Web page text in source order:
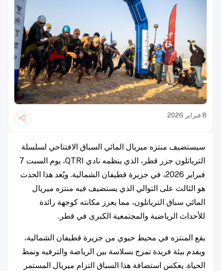
8 فبراير 2026
سيستضيف منتزه ميريال المائي السباق الافتتاحي لسلسلة
الترياتلون جزر قطر، الذي ينظمه نادي QTRI، يوم السبت 7
فبراير 2026، في جزيرة قطيفان الشمالية. ويُعد هذا الحدث
هو الثالث على التوالي الذي يستضيف فيه منتزه ميريال
المائي سباق الترياتلون، مما يعزز مكانته كوجهة رائدة
للأحداث الرياضية والمجتمعية الكبرى في قطر.
يقع المنتزه في محيط حيوي من جزيرة قطيفان الشمالية،
ويقدم بيئة فريدة تمزج بسلاسة بين الرياضة والترفيه ونمط
الحياة. يعكس استضافة هذا السباق التزام ميريال المستمر